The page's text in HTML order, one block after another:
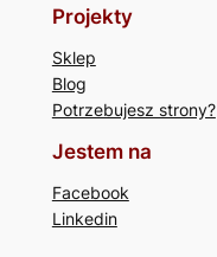
Projekty
Sklep
Blog
Potrzebujesz strony?
Jestem na
Facebook
Linkedin